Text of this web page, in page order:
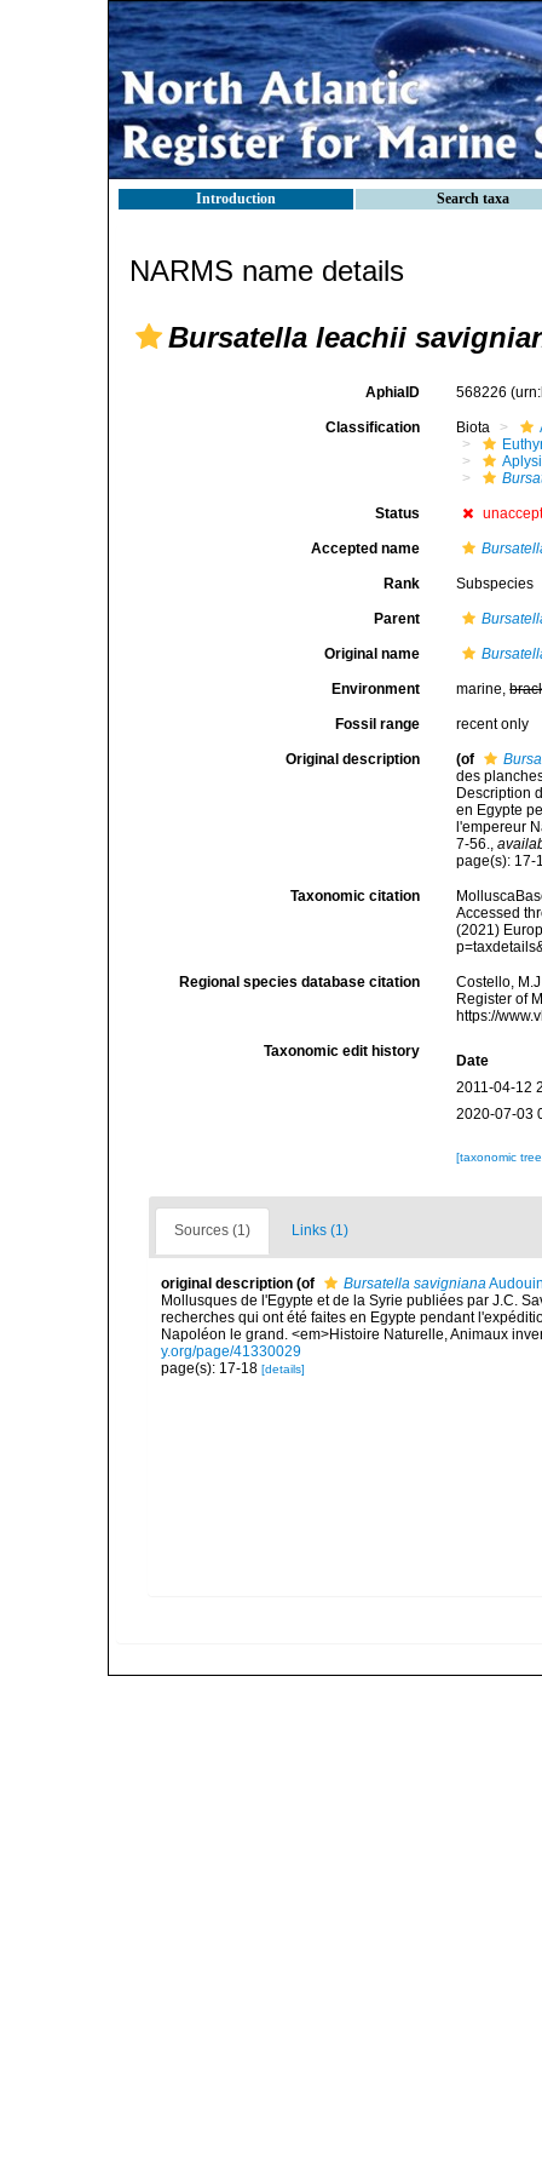
Introduction Search taxa
NARMS name details
Bursatella leachii
AphiaID 568226
Classification Biota
Status
Accepted name
Rank Subspecies
Parent
Original name
Environment marine,
Fossil range recent only
Original description (of
des
Description
en Egypte
l'empereur
7-56.,
page(s):
Taxonomic citation
Accessed
(2021)
Regional species database citation
Costello,
Register of
https://
Taxonomic edit history
Date
2011-04-12
2020-07-03
[taxonomic
Sources (1) Links (1)
original description (of Bursatella savigniana
Mollusques de l'Egypte et de la Syrie publiées par J.C.
recherches qui ont été faites en Egypte pendant
Napoléon le grand. <em>Histoire Naturelle, Animaux
y.org/page/41330029
page(s): 17-18 [details]